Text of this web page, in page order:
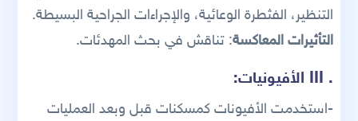
التنظير، الفثطرة الوعائية، والإجراءات الجراحية البسيطة.
التأثيرات المعاكسة: تناقش في بحث المهدئات.
. III الأفيونيات:
-استخدمت الأفيونات كمسكنات قبل وبعد العمليات